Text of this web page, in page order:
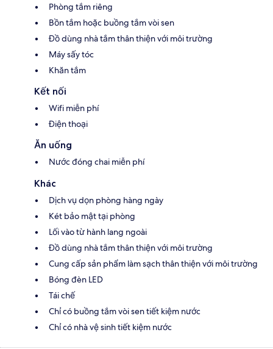
Phòng tắm riêng
Bồn tắm hoặc buồng tắm vòi sen
Đồ dùng nhà tắm thân thiện với môi trường
Máy sấy tóc
Khăn tắm
Kết nối
Wifi miễn phí
Điện thoại
Ăn uống
Nước đóng chai miễn phí
Khác
Dịch vụ dọn phòng hàng ngày
Két bảo mật tại phòng
Lối vào từ hành lang ngoài
Đồ dùng nhà tắm thân thiện với môi trường
Cung cấp sản phẩm làm sạch thân thiện với môi trường
Bóng đèn LED
Tái chế
Chỉ có buồng tắm vòi sen tiết kiệm nước
Chỉ có nhà vệ sinh tiết kiệm nước